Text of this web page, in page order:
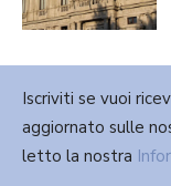
Iscriviti se vuoi
aggiornato sulle
letto la nostra